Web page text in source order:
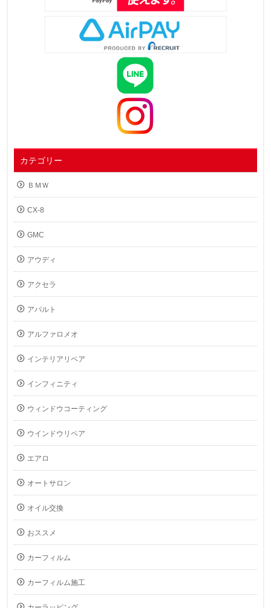
カテゴリー
ＢＭＷ
CX-8
GMC
アウディ
アクセラ
アバルト
アルファロメオ
インテリアリペア
インフィニティ
ウィンドウコーティング
ウインドウリペア
エアロ
オートサロン
オイル交換
おススメ
カーフィルム
カーフィルム施工